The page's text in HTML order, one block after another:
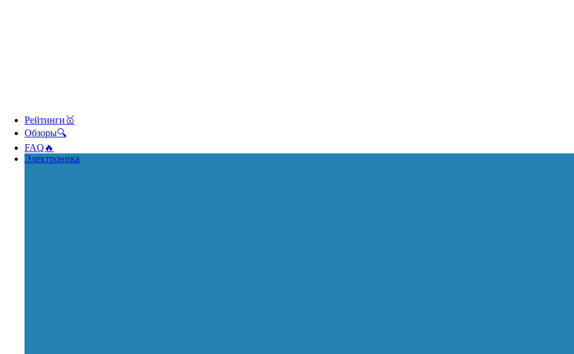
Рейтинги🥇
Обзоры🔍
FAQ🔥
Электроника